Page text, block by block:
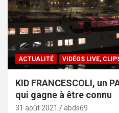
ACTUALITÉ VIDÉOS LIVE,
KID FRANCESCOLI, un
qui gagne à être connu
31 août 2021 abds69